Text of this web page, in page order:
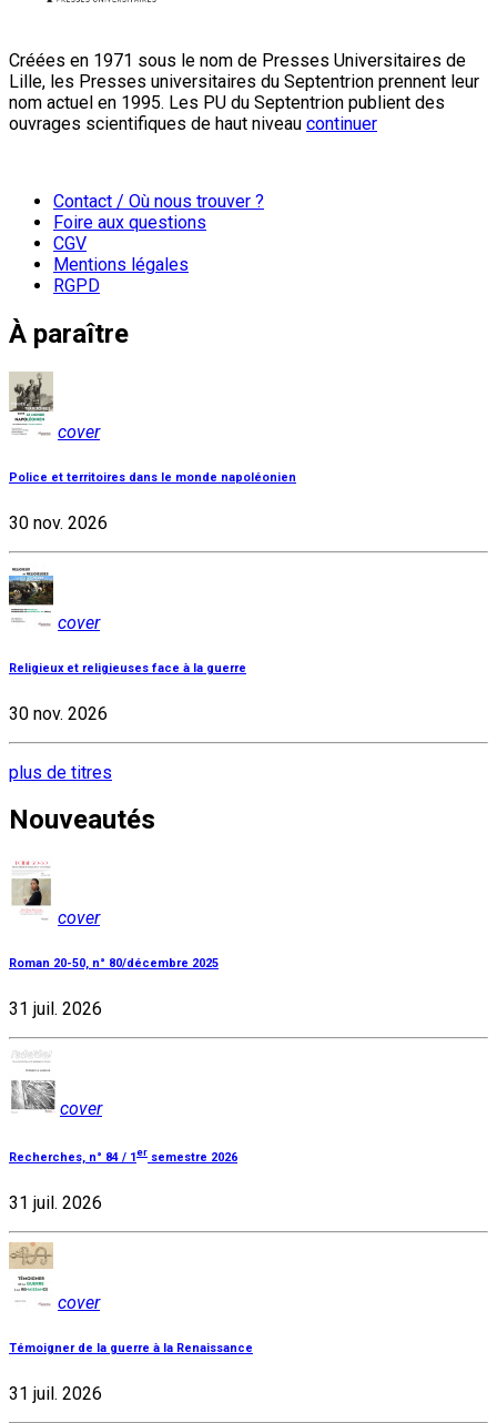
Créées en 1971 sous le nom de Presses Universitaires de
Lille, les Presses universitaires du Septentrion prennent leur
nom actuel en 1995. Les PU du Septentrion publient des
ouvrages scientifiques de haut niveau continuer
Contact / Où nous trouver ?
Foire aux questions
CGV
Mentions légales
RGPD
À paraître
cover
Police et territoires dans le monde napoléonien
30 nov. 2026
cover
Religieux et religieuses face à la guerre
30 nov. 2026
plus de titres
Nouveautés
cover
Roman 20-50, n° 80/décembre 2025
31 juil. 2026
cover
Recherches, n° 84 / 1er semestre 2026
31 juil. 2026
cover
Témoigner de la guerre à la Renaissance
31 juil. 2026